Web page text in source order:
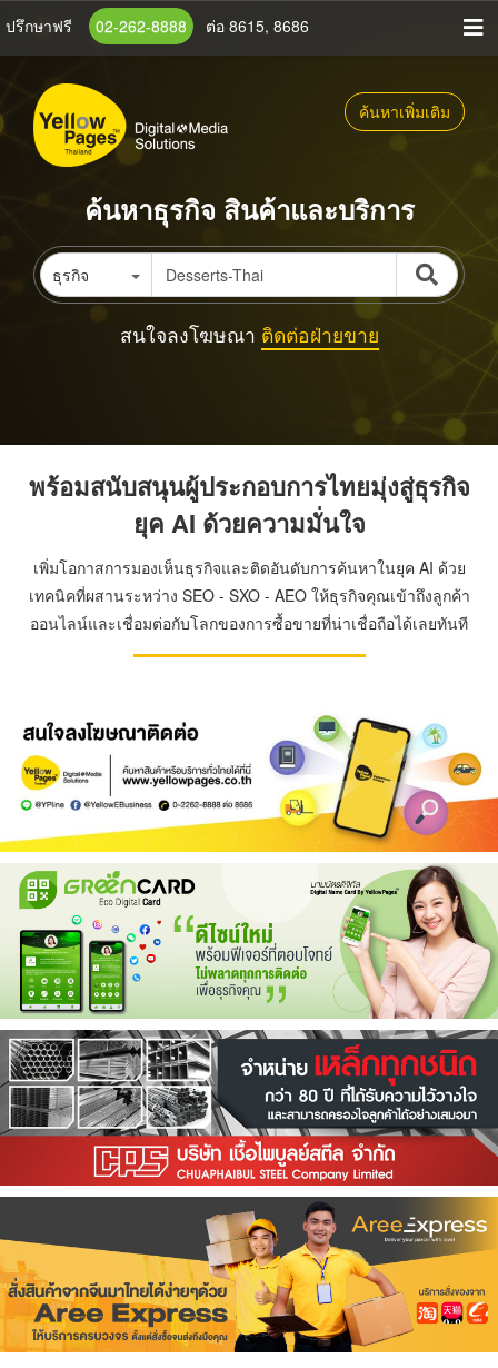
ข้าม
เนื้อหา
หลัก
ปรึกษาฟรี 02-262-8888 ต่อ 8615, 8686
ค้นหาเพิ่มเติม
ค้นหาธุรกิจ สินค้าและบริการ
ธุรกิจ
สนใจลงโฆษณา ติดต่อฝ่ายขาย
พร้อมสนับสนุนผู้ประกอบการไทยมุ่งสู่ธุรกิจ
ยุค AI ด้วยความมั่นใจ
เพิ่มโอกาสการมองเห็นธุรกิจและติดอันดับการค้นหาในยุค AI ด้วย
เทคนิคที่ผสานระหว่าง SEO - SXO - AEO ให้ธุรกิจคุณเข้าถึงลูกค้า
ออนไลน์และเชื่อมต่อกับโลกของการซื้อขายที่น่าเชื่อถือได้เลยทันที